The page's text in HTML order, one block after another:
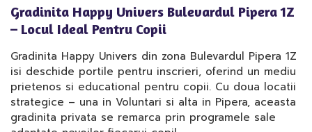
Gradinita Happy Univers Bulevardul Pipera 1Z
– Locul Ideal Pentru Copii
Gradinita Happy Univers din zona Bulevardul Pipera 1Z
isi deschide portile pentru inscrieri, oferind un mediu
prietenos si educational pentru copii. Cu doua locatii
strategice – una in Voluntari si alta in Pipera, aceasta
gradinita privata se remarca prin programele sale